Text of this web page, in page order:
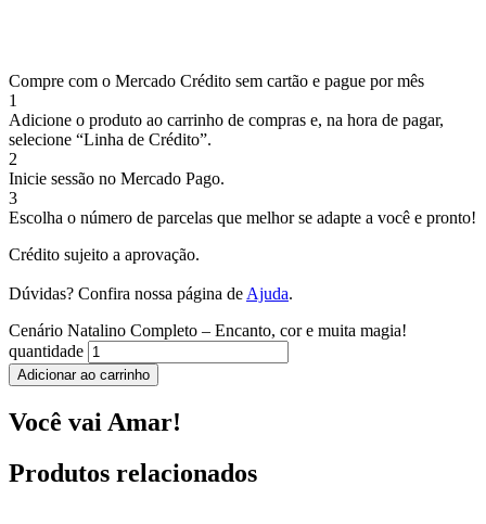
Compre com o Mercado Crédito sem cartão e pague por mês
1
Adicione o produto ao carrinho de compras e, na hora de pagar,
selecione “Linha de Crédito”.
2
Inicie sessão no Mercado Pago.
3
Escolha o número de parcelas que melhor se adapte a você e pronto!
Crédito sujeito a aprovação.
Dúvidas? Confira nossa página de Ajuda.
Cenário Natalino Completo – Encanto, cor e muita magia!
quantidade
Adicionar ao carrinho
Você vai Amar!
Produtos relacionados